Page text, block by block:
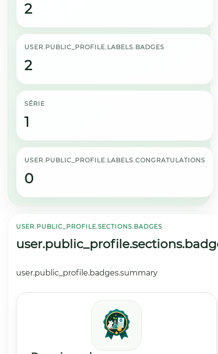
2
USER.PUBLIC_PROFILE.LABELS.BADGES
2
SÉRIE
1
USER.PUBLIC_PROFILE.LABELS.CONGRATULATIONS
0
USER.PUBLIC_PROFILE.SECTIONS.BADGES
user.public_profile.badges.summary